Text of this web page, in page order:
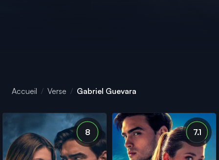
Accueil Verse Gabriel Guevara
8 7.1